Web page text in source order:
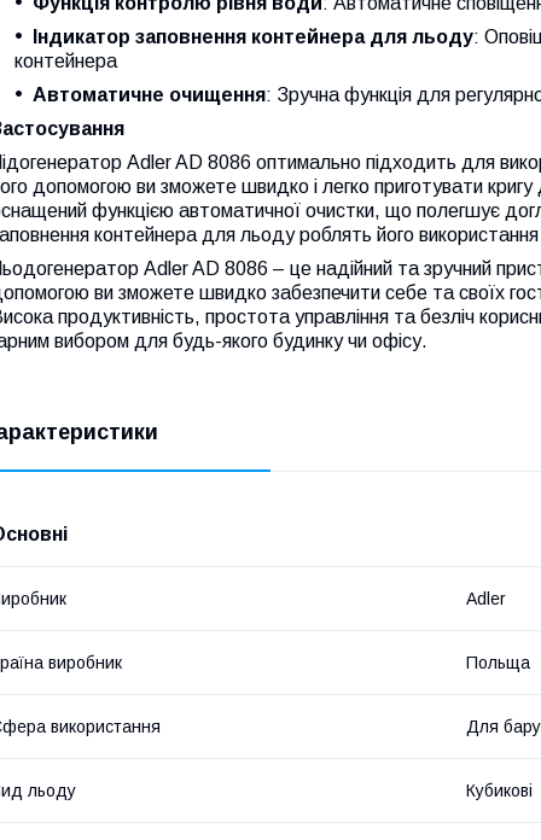
Індикатор заповнення контейнера для льоду:
контейнера
Автоматичне очищення: Зручна функція для
Adler AD 8086 оптимально підходить для
допомогою ви зможете швидко і легко приготувати
функцією автоматичної очистки, що полегшує
контейнера для льоду роблять його
Adler AD 8086 – це надійний та зручний
ви зможете швидко забезпечити себе та своїх
продуктивність, простота управління та безліч
вибором для будь-якого будинку чи офісу.
Adler
виробник Польща
використання Для бару
льоду Кубикові